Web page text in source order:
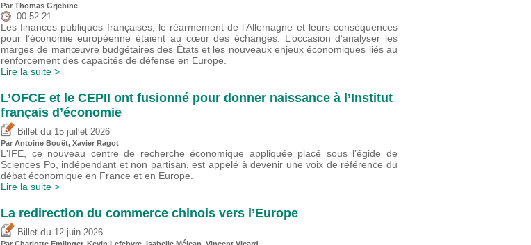
Par Thomas Grjebine
00:52:21
Les finances publiques françaises, le réarmement de l’Allemagne et leurs conséquences
pour l’économie européenne étaient au cœur des échanges. L’occasion d’analyser les
marges de manœuvre budgétaires des États et les nouveaux enjeux économiques liés au
renforcement des capacités de défense en Europe.
Lire la suite >
L’OFCE et le CEPII ont fusionné pour donner naissance à l’Institut
français d’économie
Billet du 15 juillet 2026
Par Antoine Bouët, Xavier Ragot
L'IFE, ce nouveau centre de recherche économique appliquée placé sous l’égide de
Sciences Po, indépendant et non partisan, est appelé à devenir une voix de référence du
débat économique en France et en Europe.
Lire la suite >
La redirection du commerce chinois vers l’Europe
Billet du 12 juin 2026